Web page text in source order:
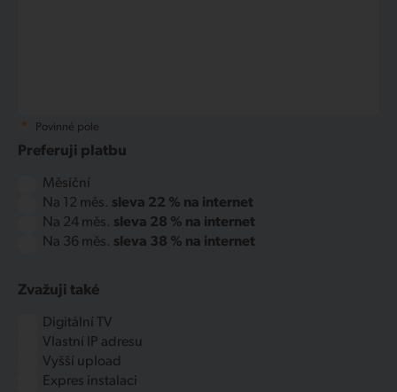
* Povinné pole
Preferuji platbu
Měsíční
Na 12 měs. sleva 22 % na internet
Na 24 měs. sleva 28 % na internet
Na 36 měs. sleva 38 % na internet
Zvažuji také
Digitální TV
Vlastní IP adresu
Vyšší upload
Expres instalaci